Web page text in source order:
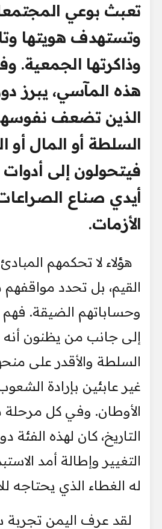
تعبث بوعي
وتستهدف هويتها
وذاكرتها
هذه المآسي، يبرز
الذين تضعف نفوسهم
السلطة أو المال أو
فيتحولون إلى
أيدي صناع
الأزمات.
هؤلاء لا تحكمهم
القيم، بل تحدد مواقفهم
وحساباتهم الضيقة.
إلى جانب من يظنون أنه
السلطة والأقدر على
غير عابئين بإرادة
الأوطان. وفي كل
التاريخ، كان لهذه الفئة
التغيير وإطالة أمد
له الغطاء الذي يحتاجه
لقد عرف اليمن تجربة